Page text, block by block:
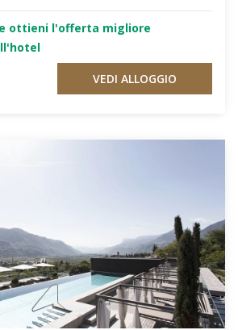
ottieni l'offerta migliore
VEDI ALLOGGIO